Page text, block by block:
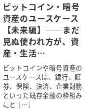
ビットコイン・暗号
資産のユースケース
【未来編】──まだ
見ぬ使われ方が、資
産・生活…
ビットコインや暗号資産の
ユースケースは、銀行、証
券、保険、決済、企業財務
といった既存金融の枠組み
にと […]